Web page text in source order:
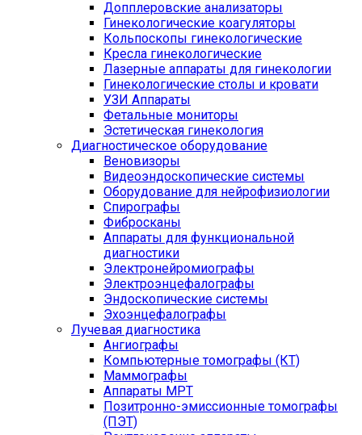
Допплеровские анализаторы
Гинекологические коагуляторы
Кольпоскопы гинекологические
Кресла гинекологические
Лазерные аппараты для гинекологии
Гинекологические столы и кровати
УЗИ Аппараты
Фетальные мониторы
Эстетическая гинекология
Диагностическое оборудование
Веновизоры
Видеоэндоскопические системы
Оборудование для нейрофизиологии
Спирографы
Фибросканы
Аппараты для функциональной
диагностики
Электронейромиографы
Электроэнцефалографы
Эндоскопические системы
Эхоэнцефалографы
Лучевая диагностика
Ангиографы
Компьютерные томографы (КТ)
Маммографы
Аппараты МРТ
Позитронно-эмиссионные томографы
(ПЭТ)